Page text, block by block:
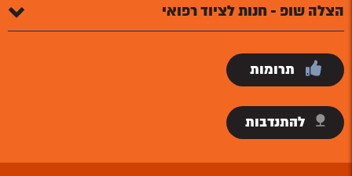
הצלה שופ - חנות לציוד רפואי
תרומות
להתנדבות